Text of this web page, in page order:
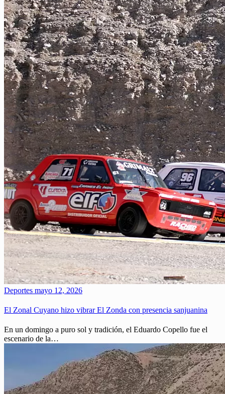
Deportes mayo 12, 2026
El Zonal Cuyano hizo vibrar El Zonda con presencia sanjuanina
En un domingo a puro sol y tradición, el Eduardo Copello fue el
escenario de la…